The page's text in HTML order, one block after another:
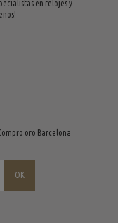
en relojes y
oro Barcelona